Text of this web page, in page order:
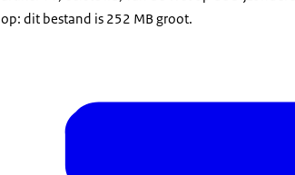
op: dit bestand is 252 MB groot.